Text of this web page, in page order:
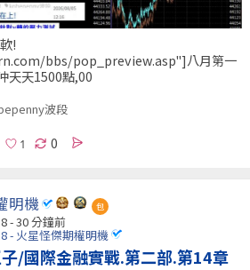
!
bbs/pop_preview.asp"]八月第一
天天1500點,00
波段
0
明機 包
-30 分鐘前
- 火星怪傑期權明機
/國際金融實戰.第二部.第14章